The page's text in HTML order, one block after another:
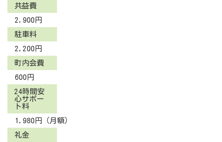
共益費
2,900円
駐車料
2,200円
町内会費
600円
24時間安
心サポー
ト料
1,980円（月額）
礼金